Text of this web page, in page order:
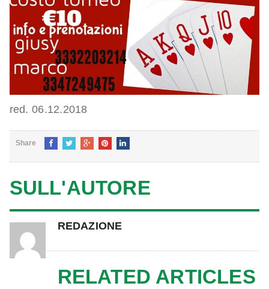
red. 06.12.2018
Share
SULL'AUTORE
REDAZIONE
RELATED ARTICLES